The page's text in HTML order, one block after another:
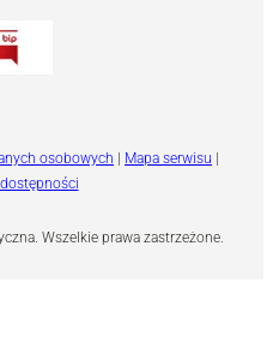
Wszelkie prawa zastrzeżone.
osobowych | Mapa serwisu |